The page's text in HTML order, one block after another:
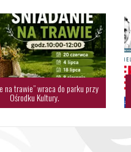
na trawie” wraca do parku przy
Ośrodku Kultury.